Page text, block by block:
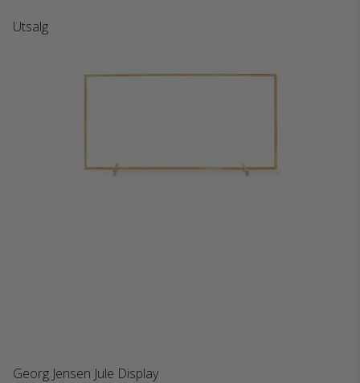
Utsalg
Georg Jensen Jule Display